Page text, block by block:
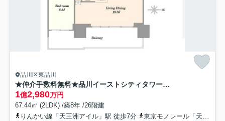
品川区東品川
★仲介手数料無料★品川イーストシティタワー（東京湾ウォーターフロント期待されている天王洲アイル）
1億2,980万円
67.44㎡ (2LDK) /築8年 /26階建
りんかい線「天王洲アイル」駅 徒歩7分
東京モノレール「天王洲アイル」駅 徒歩5分